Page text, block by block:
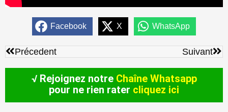
Facebook X WhatsApp
Précédent
Précedent Suivant
√ Rejoignez notre Chaîne Whatsapp
pour ne rien rater cliquez ici